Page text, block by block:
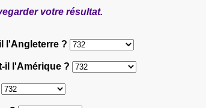
votre résultat.
l'Angleterre ?
il l'Amérique ?